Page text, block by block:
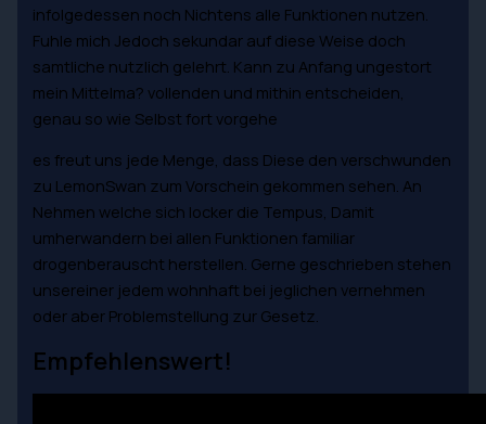
infolgedessen noch Nichtens alle Funktionen nutzen.
Fuhle mich Jedoch sekundar auf diese Weise doch
samtliche nutzlich gelehrt. Kann zu Anfang ungestort
mein Mittelma? vollenden und mithin entscheiden,
genau so wie Selbst fort vorgehe
es freut uns jede Menge, dass Diese den verschwunden
zu LemonSwan zum Vorschein gekommen sehen. An
Nehmen welche sich locker die Tempus, Damit
umherwandern bei allen Funktionen familiar
drogenberauscht herstellen. Gerne geschrieben stehen
unsereiner jedem wohnhaft bei jeglichen vernehmen
oder aber Problemstellung zur Gesetz.
Empfehlenswert!